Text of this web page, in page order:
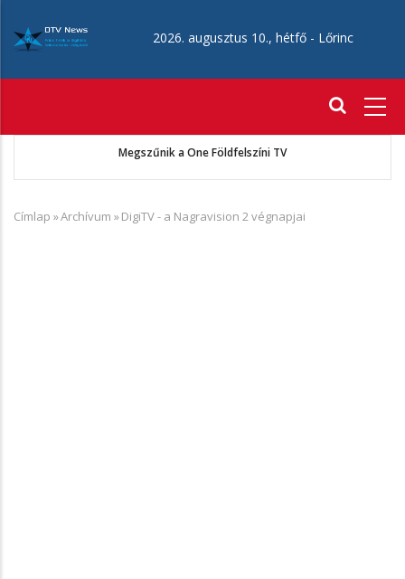
tartalomra
2026. augusztus 10., hétfő - Lőrinc
Megszűnik a One Földfelszíni TV
Morzsa
Címlap »Archívum »DigiTV - a Nagravision 2 végnapjai